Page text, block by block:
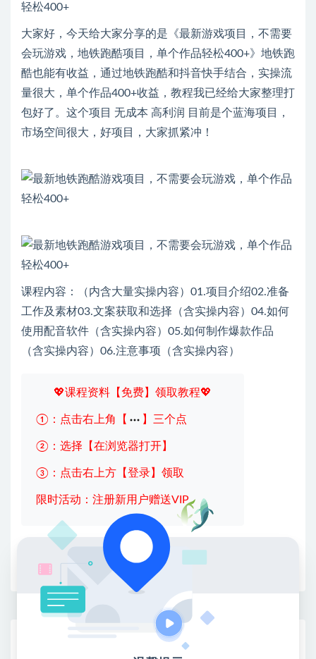
大家好，今天给大家分享的是《最新游戏项目，不需要
会玩游戏，地铁跑酷项目，单个作品轻松400+》地铁跑
酷也能有收益，通过地铁跑酷和抖音快手结合，实操流
量很大，单个作品400+收益，教程我已经给大家整理打
包好了。这个项目 无成本 高利润 目前是个蓝海项目，
市场空间很大，好项目，大家抓紧冲！
课程内容：（内含大量实操内容）01.项目介绍02.准备
工作及素材03.文案获取和选择（含实操内容）04.如何
使用配音软件（含实操内容）05.如何制作爆款作品
（含实操内容）06.注意事项（含实操内容）
💖课程资料【免费】领取教程💖
①：点击右上角【 】三个点
②：选择【在浏览器打开】
③：点击右上方【登录】领取
限时活动：注册新用户赠送VIP
收藏 海报 链接